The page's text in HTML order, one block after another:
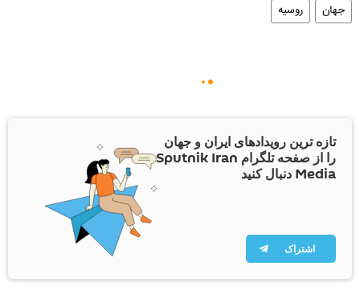
جهان روسیه
تازه ترین رویدادهای ایران و جهان
را از صفحه تلگرام Sputnik Iran
Media دنبال کنید
اشتراک